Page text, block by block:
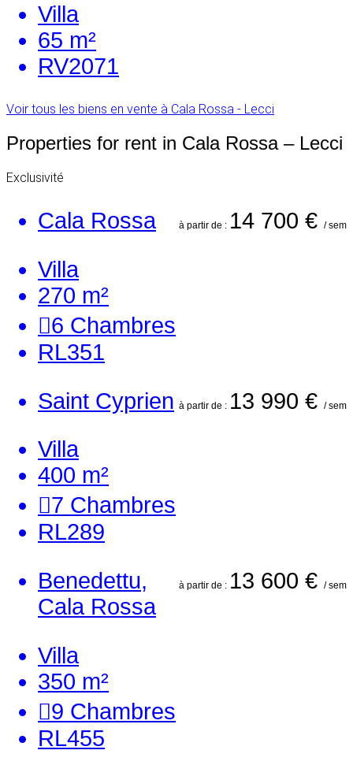
Villa
65 m²
RV2071
Voir tous les biens en vente à Cala Rossa - Lecci
Properties for rent in Cala Rossa – Lecci
Exclusivité
à partir de : 14 700 € / sem
Cala Rossa
Villa
270 m²
6 Chambres
RL351
à partir de : 13 990 € / sem
Saint Cyprien
Villa
400 m²
7 Chambres
RL289
à partir de : 13 600 € / sem
Benedettu,
Cala Rossa
Villa
350 m²
9 Chambres
RL455